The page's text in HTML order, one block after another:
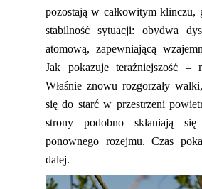
pozostają w całkowitym klinczu,
stabilność sytuacji: obydwa
atomową, zapewniającą
Jak pokazuje teraźniejszość –
Właśnie znowu rozgorzały
siędo starć w przestrzeni
strony podobno skłaniają
ponownego rozejmu. Czas
dalej.